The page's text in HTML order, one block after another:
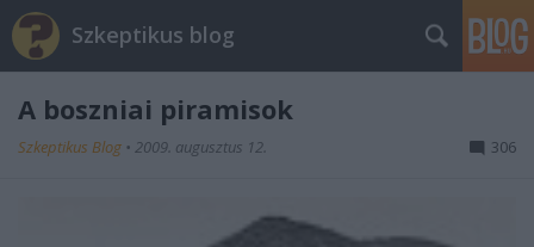
Szkeptikus blog
A boszniai piramisok
Szkeptikus Blog • 2009. augusztus 12. 306